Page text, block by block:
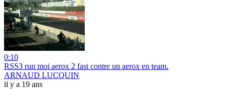
0:10
RSS3 run moi aerox 2 fast contre un aerox en team.
ARNAUD LUCQUIN
il y a 19 ans